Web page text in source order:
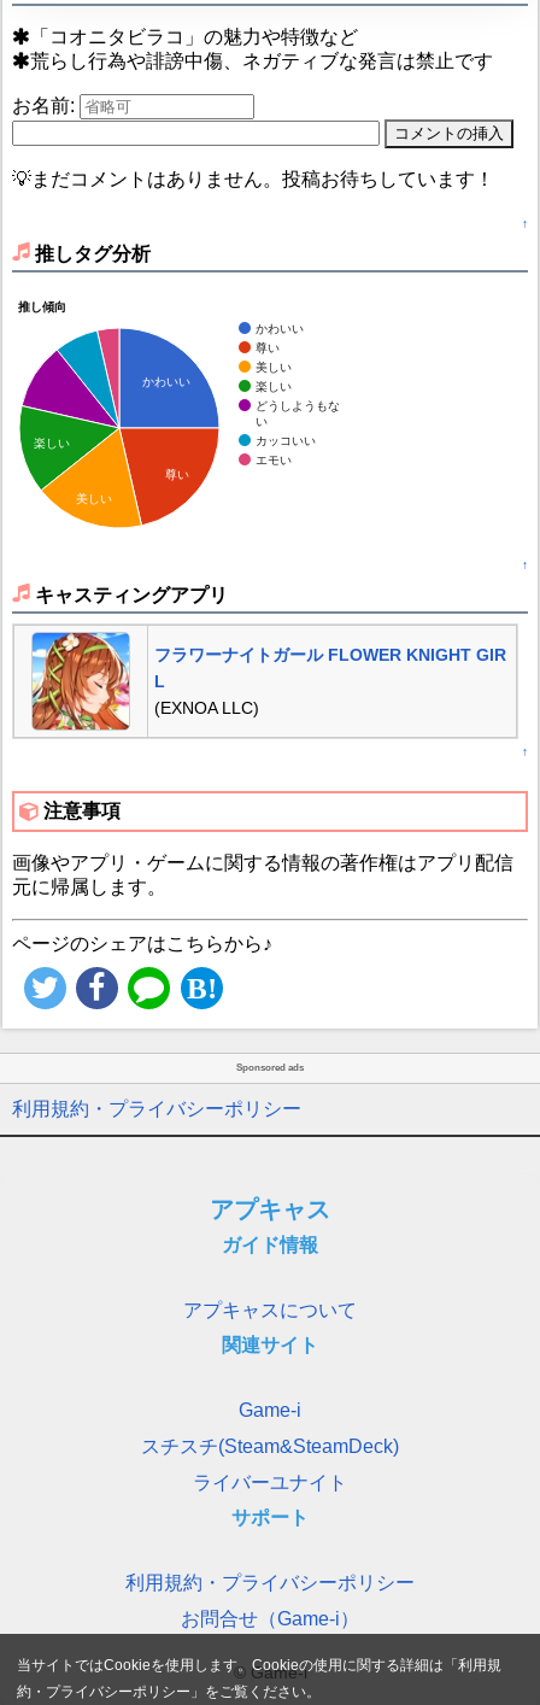
「コオニタビラコ」の魅力や特徴など
荒らし行為や誹謗中傷、ネガティブな発言は禁止です
お名前:
💡まだコメントはありません。投稿お待ちしています！
↑
推しタグ分析
推し傾向
かわいい
尊い
美しい
楽しい
どうしようもな
い
カッコいい
エモい
かわいい
尊い
楽しい
美しい
↑
キャスティングアプリ
フラワーナイトガール FLOWER KNIGHT GIR
L
(EXNOA LLC)
↑
注意事項
画像やアプリ・ゲームに関する情報の著作権はアプリ配信
元に帰属します。
ページのシェアはこちらから♪
Sponsored ads
利用規約・プライバシーポリシー
アプキャス
ガイド情報
アプキャスについて
関連サイト
Game-i
スチスチ(Steam&SteamDeck)
ライバーユナイト
サポート
利用規約・プライバシーポリシー
お問合せ（Game-i）
© Game-i
当サイトではCookieを使用します。Cookieの使用に関する詳細は「利用規
約・プライバシーポリシー 」をご覧ください。